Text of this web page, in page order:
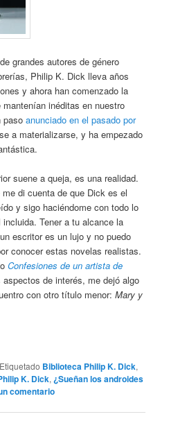
grandes autores de género
Philip K. Dick lleva años
y ahora han comenzado la
inéditas en nuestro
pasoanunciado en el pasado por
a materializarse, y ha empezado
suene a queja, es una realidad.
di cuenta de que Dick es el
y sigo haciéndome con todo lo
Tener a tu alcance la
escritor es un lujo y no puedo
conocer estas novelas realistas.
Confesiones de un artista de
de interés, me dejó algo
con otro título menor:Mary y
Etiquetado Biblioteca Philip K. Dick,
K. Dick, ¿Sueñan los androides
comentario